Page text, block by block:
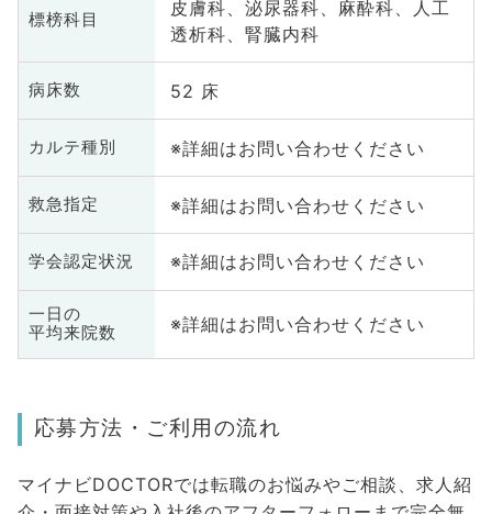
標榜科目
皮膚科、泌尿器科、麻酔科、人工
透析科、腎臓内科
病床数 52 床
カルテ種別 ※詳細はお問い合わせください
救急指定 ※詳細はお問い合わせください
学会認定状況 ※詳細はお問い合わせください
一日の
平均来院数
※詳細はお問い合わせください
応募方法・ご利用の流れ
マイナビDOCTORでは転職のお悩みやご相談、求人紹